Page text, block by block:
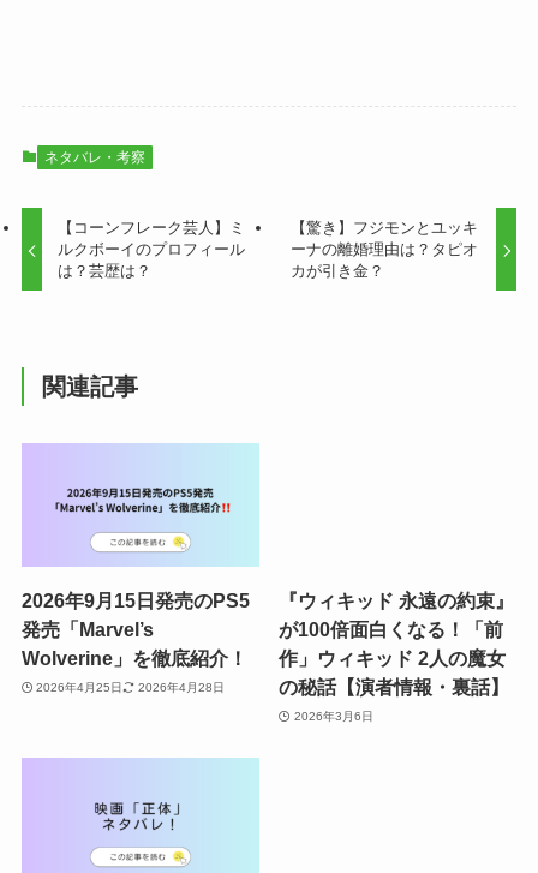
ネタバレ・考察
【コーンフレーク芸人】ミ
ルクボーイのプロフィール
は？芸歴は？
【驚き】フジモンとユッキ
ーナの離婚理由は？タピオ
カが引き金？
関連記事
2026年9月15日発売のPS5
発売「Marvel’s
Wolverine」を徹底紹介！
2026年4月25日 2026年4月28日
『ウィキッド 永遠の約束』
が100倍面白くなる！「前
作」ウィキッド 2人の魔女
の秘話【演者情報・裏話】
2026年3月6日